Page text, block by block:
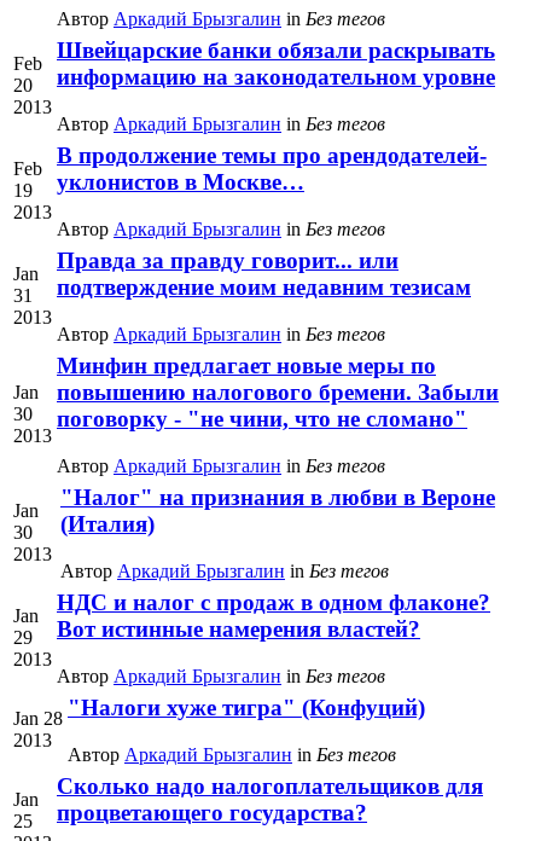
Автор Аркадий Брызгалин in Без тегов
Feb
20
2013
Швейцарские банки обязали раскрывать
информацию на законодательном уровне
Автор Аркадий Брызгалин in Без тегов
Feb
19
2013
В продолжение темы про арендодателей-
уклонистов в Москве…
Автор Аркадий Брызгалин in Без тегов
Jan
31
2013
Правда за правду говорит... или
подтверждение моим недавним тезисам
Автор Аркадий Брызгалин in Без тегов
Jan
30
2013
Минфин предлагает новые меры по
повышению налогового бремени. Забыли
поговорку - "не чини, что не сломано"
Автор Аркадий Брызгалин in Без тегов
Jan
30
2013
"Налог" на признания в любви в Вероне
(Италия)
Автор Аркадий Брызгалин in Без тегов
Jan
29
2013
НДС и налог с продаж в одном флаконе?
Вот истинные намерения властей?
Автор Аркадий Брызгалин in Без тегов
Jan 28
2013
"Налоги хуже тигра" (Конфуций)
Автор Аркадий Брызгалин in Без тегов
Jan
25
Сколько надо налогоплательщиков для
процветающего государства?